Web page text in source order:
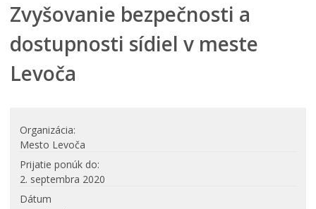
Nadlimitné, podlimitné
Elektronické trhovisko
Súhrnné správy
Úrad pre verejné obstarávanie – profil mesta Levoča ako
verejného obstarávateľa
Zvyšovanie bezpečnosti a
dostupnosti sídiel v meste
Levoča
Organizácia
Mesto Levoča
Prijatie ponúk do
2. septembra 2020
Dátum